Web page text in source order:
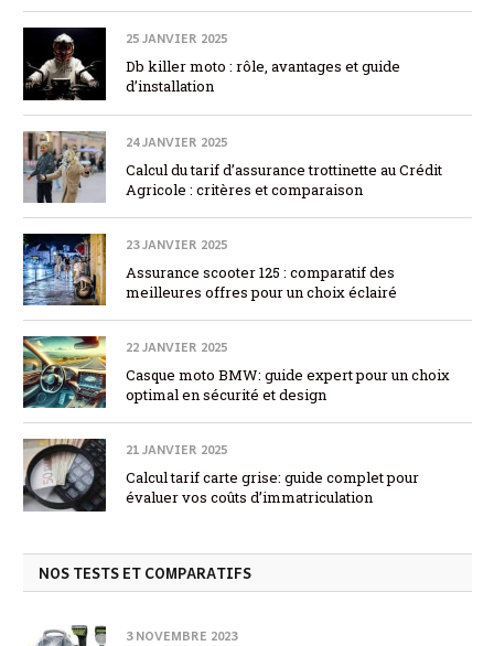
25 JANVIER 2025
Db killer moto : rôle, avantages et guide
d’installation
24 JANVIER 2025
Calcul du tarif d’assurance trottinette au Crédit
Agricole : critères et comparaison
23 JANVIER 2025
Assurance scooter 125 : comparatif des
meilleures offres pour un choix éclairé
22 JANVIER 2025
Casque moto BMW: guide expert pour un choix
optimal en sécurité et design
21 JANVIER 2025
Calcul tarif carte grise: guide complet pour
évaluer vos coûts d’immatriculation
NOS TESTS ET COMPARATIFS
3 NOVEMBRE 2023